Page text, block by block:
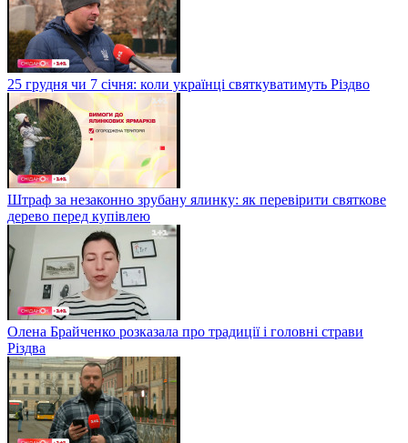
25 грудня чи 7 січня: коли українці святкуватимуть Різдво
Штраф за незаконно зрубану ялинку: як перевірити святкове
дерево перед купівлею
Олена Брайченко розказала про традиції і головні страви
Різдва